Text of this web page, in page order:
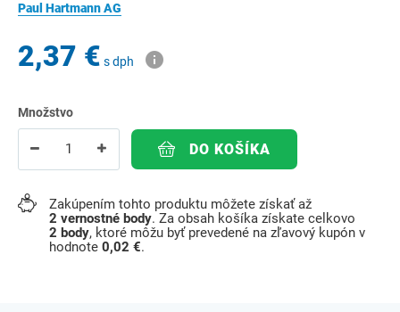
Paul Hartmann AG
2,37 € s dph
Množstvo
DO KOŠÍKA
Zakúpením tohto produktu môžete získať až
2 vernostné body. Za obsah košíka získate celkovo
2 body, ktoré môžu byť prevedené na zľavový kupón v
hodnote 0,02 €.